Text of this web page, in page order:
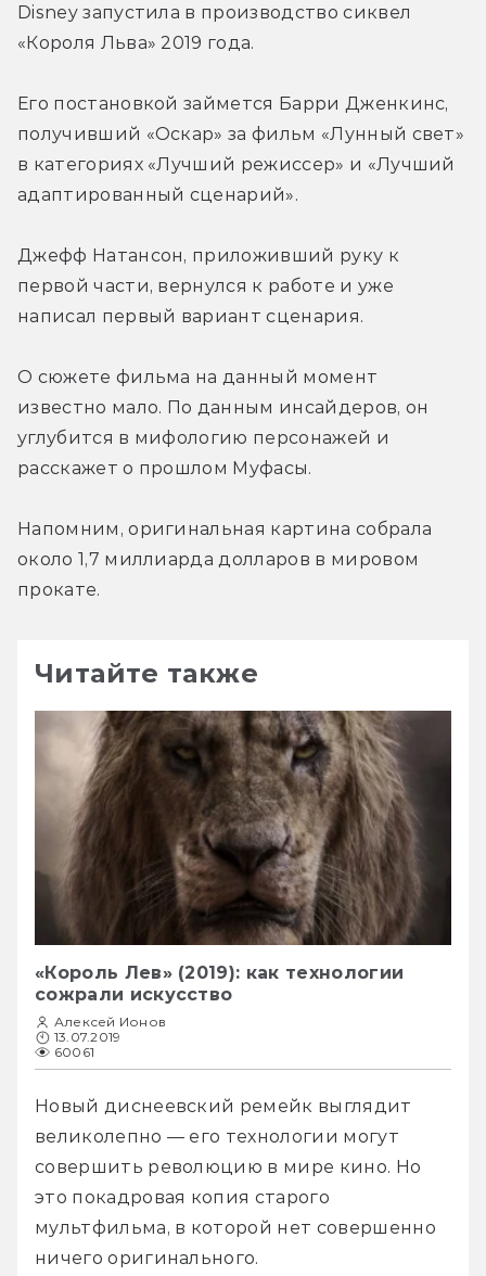
Disney запустила в производство сиквел
«Короля Льва» 2019 года.
Его постановкой займется Барри Дженкинс,
получивший «Оскар» за фильм «Лунный свет»
в категориях «Лучший режиссер» и «Лучший
адаптированный сценарий».
Джефф Натансон, приложивший руку к
первой части, вернулся к работе и уже
написал первый вариант сценария.
О сюжете фильма на данный момент
известно мало. По данным инсайдеров, он
углубится в мифологию персонажей и
расскажет о прошлом Муфасы.
Напомним, оригинальная картина собрала
около 1,7 миллиарда долларов в мировом
прокате.
Читайте также
«Король Лев» (2019): как технологии
сожрали искусство
Алексей Ионов
13.07.2019
60061
Новый диснеевский ремейк выглядит
великолепно — его технологии могут
совершить революцию в мире кино. Но
это покадровая копия старого
мультфильма, в которой нет совершенно
ничего оригинального.